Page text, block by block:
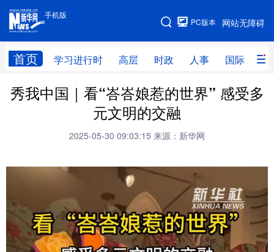
手机版
网站无障碍
PC版本
首页 学习进行时 高层 时政 人事 国际 财
手机版
网站地图
学习进行时 高层 时政 人事
财经 网评
思客智库 全球连线
科技 科普 体育 文化
军事 访谈 视频
图片 中央文件 金融 汽车
食品 人居 信息化 乡村振兴
秀我中国｜看“峇峇娘惹的世界” 感受多
元文明的交融
2025-05-30 09:03:15 来源：新华网